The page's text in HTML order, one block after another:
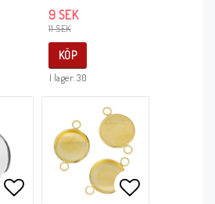
11 SEK
9 SEK
I lager: 30
KÖP